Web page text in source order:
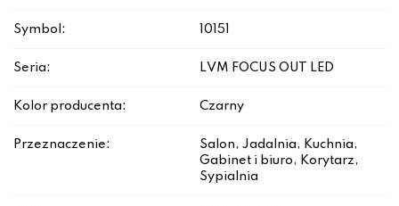
Symbol: 10151
Seria: LVM FOCUS OUT LED
Kolor producenta: Czarny
Przeznaczenie:
Salon, Jadalnia, Kuchnia,
Gabinet i biuro, Korytarz,
Sypialnia